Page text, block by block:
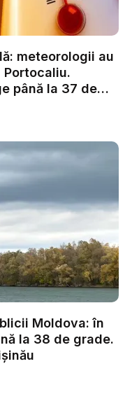
meteorologii au
Portocaliu.
până la 37 de
Moldova: în
la 38 de grade.